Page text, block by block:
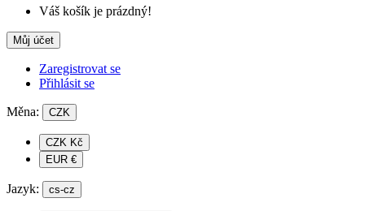
Váš košík je prázdný!
Můj účet
Zaregistrovat se
Přihlásit se
Měna: CZK
CZK Kč
EUR €
Jazyk: cs-cz